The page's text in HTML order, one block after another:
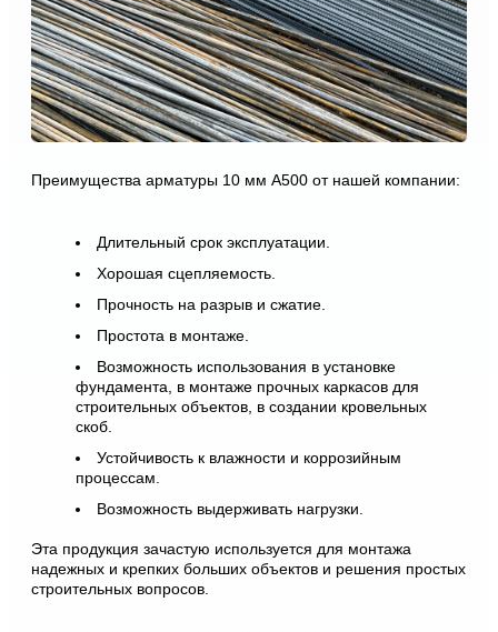
Преимущества арматуры 10 мм А500 от нашей компании:
Длительный срок эксплуатации.
Хорошая сцепляемость.
Прочность на разрыв и сжатие.
Простота в монтаже.
Возможность использования в установке
фундамента, в монтаже прочных каркасов для
строительных объектов, в создании кровельных
скоб.
Устойчивость к влажности и коррозийным
процессам.
Возможность выдерживать нагрузки.
Эта продукция зачастую используется для монтажа
надежных и крепких больших объектов и решения простых
строительных вопросов.